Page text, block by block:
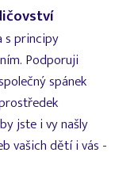
s principy
Podporuji
spánek
jste i vy našly
vašich dětí i vás -